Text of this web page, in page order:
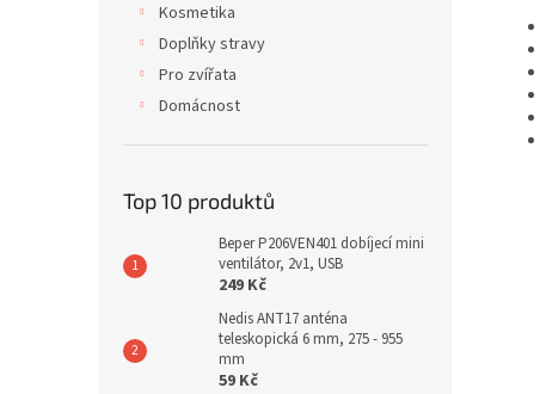
Kosmetika
Doplňky stravy
Pro zvířata
Domácnost
Top 10 produktů
Beper P206VEN401 dobíjecí mini
ventilátor, 2v1, USB
249 Kč
Nedis ANT17 anténa
teleskopická 6 mm, 275 - 955
mm
59 Kč